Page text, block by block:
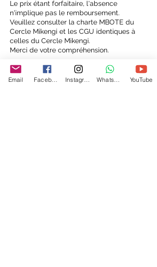
Le prix étant forfaitaire, l'absence
n'implique pas le remboursement.
Veuillez consulter la charte MBOTE du
Cercle Mikengi et les CGU identiques à
celles du Cercle Mikengi.
Merci de votre compréhension.
Email YouTube